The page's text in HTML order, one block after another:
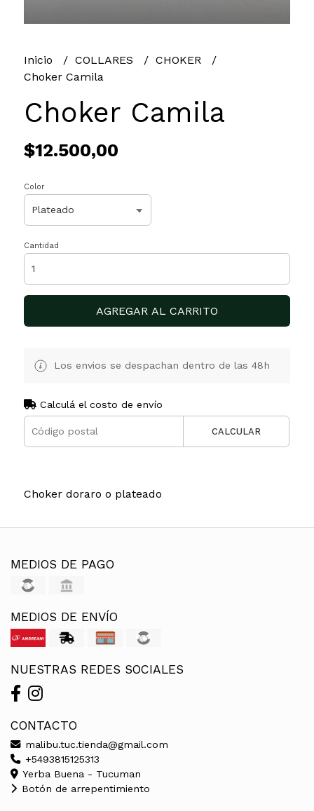
Inicio COLLARES
CHOKER
Choker Camila
Choker Camila
$12.500,00
Color
Cantidad
AGREGAR AL CARRITO
Los envios se despachan dentro de las 48h
Calculá el costo de envío
CALCULAR
Choker doraro o plateado
MEDIOS DE PAGO
MEDIOS DE ENVÍO
NUESTRAS REDES SOCIALES
CONTACTO
malibu.tuc.tienda@gmail.com
+5493815125313
Yerba Buena - Tucuman
Botón de arrepentimiento